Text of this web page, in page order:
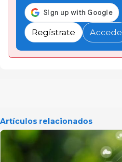
Regístrate Accede
Artículos relacionados